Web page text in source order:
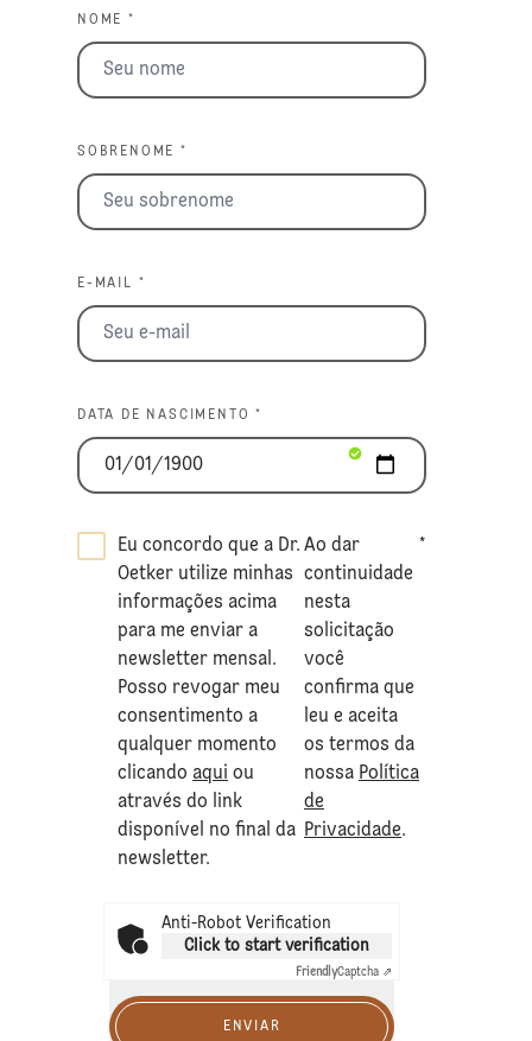
NOME *
SOBRENOME *
E-MAIL *
DATA DE NASCIMENTO *
Eu concordo que a Dr.
Oetker utilize minhas
informações acima
para me enviar a
newsletter mensal.
Posso revogar meu
consentimento a
qualquer momento
clicando aqui ou
através do link
disponível no final da
newsletter.
Ao dar
continuidade
nesta
solicitação
você
confirma que
leu e aceita
os termos da
nossa Política
de
Privacidade.
*
Anti-Robot Verification
Click to start verification
FriendlyCaptcha ⇗
ENVIAR